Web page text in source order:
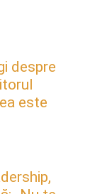
despre
este